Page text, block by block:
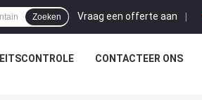
Vraag een offerte aan |
Zoeken
CONTACTEER ONS